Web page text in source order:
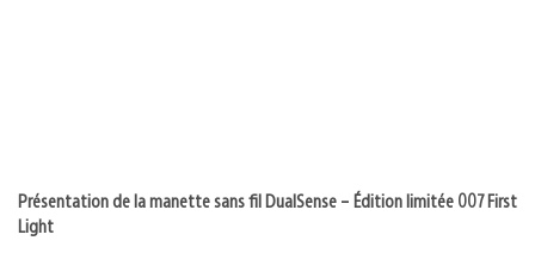
Présentation de la manette sans fil DualSense – Édition limitée 007 First
Light